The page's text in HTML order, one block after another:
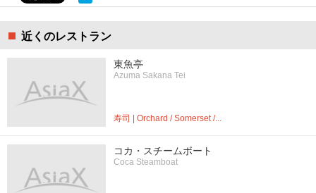
近くのレストラン
東魚亭
Azuma Sakana Tei
寿司 | Orchard / Somerset /...
コカ・スチームボート
Coca Steamboat